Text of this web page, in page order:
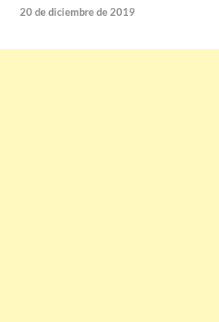
20 de diciembre de 2019